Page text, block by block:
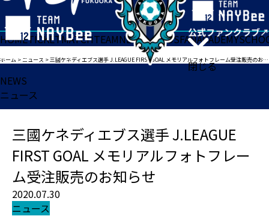
閉じる
HOMETICKETMATCHTEAMNEWSGOODSFANACADEMY
ホーム >ニュース >三國ケネディエブス選手 J.LEAGUE FIRST GOAL メモリアルフォトフレーム受注販売のお知らせ
NEWS
ニュース
三國ケネディエブス選手 J.LEAGUE
FIRST GOAL メモリアルフォトフレー
ム受注販売のお知らせ
2020.07.30
ニュース